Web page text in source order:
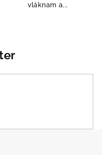
vláknam a...